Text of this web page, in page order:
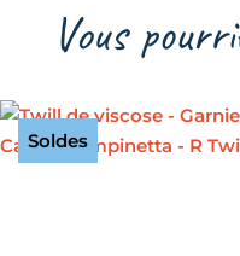
Vous
Soldes